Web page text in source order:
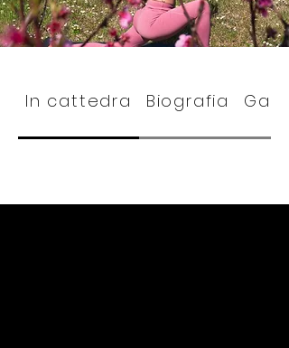
In cattedra Biografia